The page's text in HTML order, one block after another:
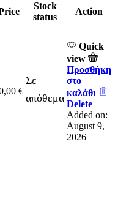
Stock
status
Action
€
Σε
απόθεμα
Quick
view
Προσθήκη
στο
καλάθι
Delete
Added on:
August 9,
2026